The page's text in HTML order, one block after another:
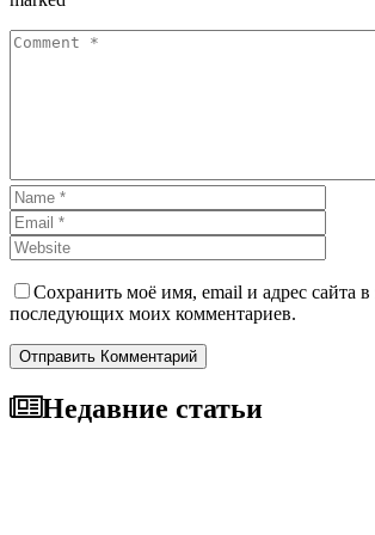
Сохранить моё имя, email и адрес сайта в
последующих моих комментариев.
Отправить Комментарий
Недавние статьи